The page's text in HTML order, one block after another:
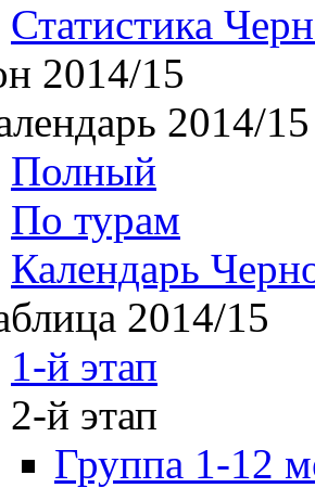
Статистика
2014/15
2014/15
Полный
По турам
Календарь
2014/15
1-й этап
2-й этап
Группа 1-12